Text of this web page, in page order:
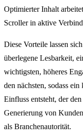
Optimierter Inhalt
Scroller in aktive
Diese Vorteile lassen
überlegene Lesbarkeit,
wichtigsten, höheres
den nächsten, sodass
Einfluss entsteht, der
Generierung von
als Branchenautorität.